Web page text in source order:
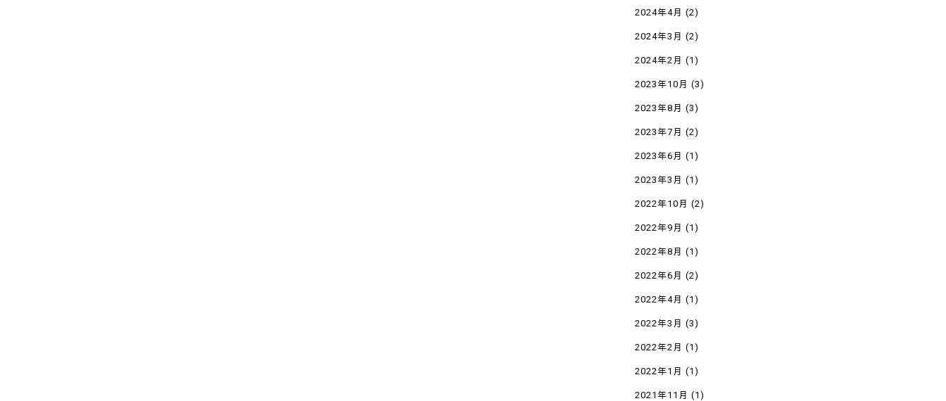
2024年4月 (2)
2024年3月 (2)
2024年2月 (1)
2023年10月 (3)
2023年8月 (3)
2023年7月 (2)
2023年6月 (1)
2023年3月 (1)
2022年10月 (2)
2022年9月 (1)
2022年8月 (1)
2022年6月 (2)
2022年4月 (1)
2022年3月 (3)
2022年2月 (1)
2022年1月 (1)
2021年11月 (1)